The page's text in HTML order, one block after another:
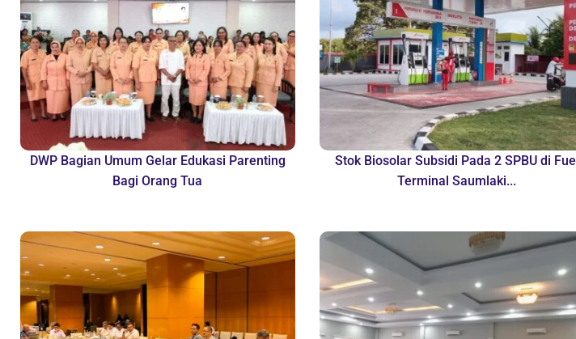
DWP Bagian Umum Gelar Edukasi Parenting
Bagi Orang Tua
Stok Biosolar Subsidi Pada 2 SPBU di Fuel
Terminal Saumlaki...